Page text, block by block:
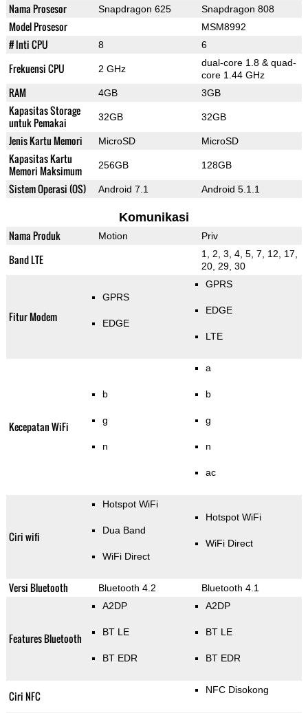
Nama Prosesor Snapdragon 625 Snapdragon 808
Model Prosesor MSM8992
# Inti CPU 8 6
Frekuensi CPU 2 GHz
dual-core 1.8 & quad-
core 1.44 GHz
RAM 4GB 3GB
Kapasitas Storage
untuk Pemakai
32GB 32GB
Jenis Kartu Memori MicroSD MicroSD
Kapasitas Kartu
Memori Maksimum
256GB 128GB
Sistem Operasi (OS) Android 7.1 Android 5.1.1
Komunikasi
Nama Produk Motion Priv
Band LTE
1, 2, 3, 4, 5, 7, 12, 17,
20, 29, 30
Fitur Modem
GPRS
EDGE
GPRS
EDGE
LTE
Kecepatan WiFi
b
g
n
a
b
g
n
ac
Ciri wifi
Hotspot WiFi
Dua Band
WiFi Direct
Hotspot WiFi
WiFi Direct
Versi Bluetooth Bluetooth 4.2 Bluetooth 4.1
Features Bluetooth
A2DP
BT LE
BT EDR
A2DP
BT LE
BT EDR
Ciri NFC NFC Disokong